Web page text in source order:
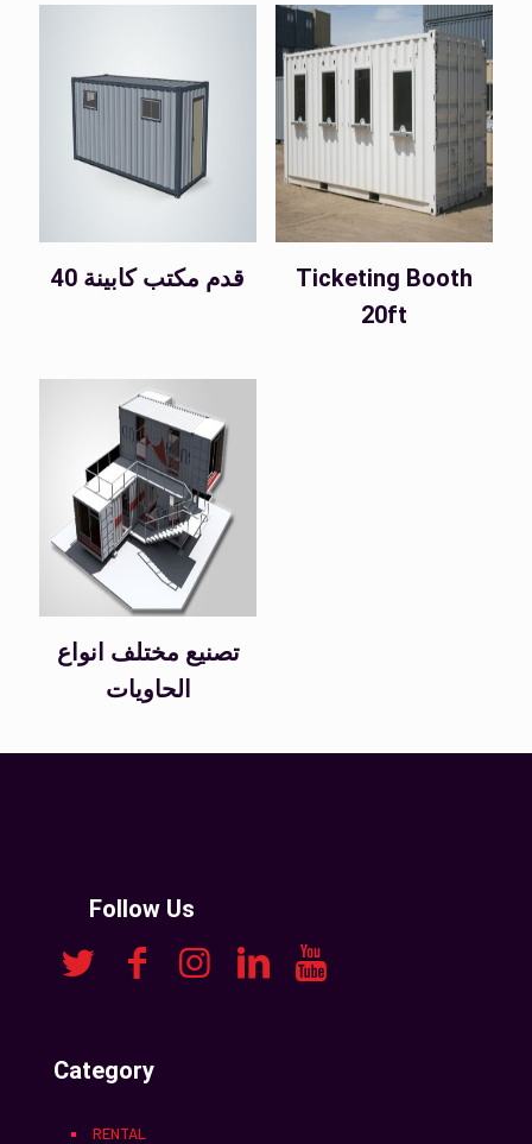
40 قدم مكتب كابينة
Ticketing Booth
20ft
تصنيع مختلف انواع
الحاويات
Follow Us
Category
RENTAL